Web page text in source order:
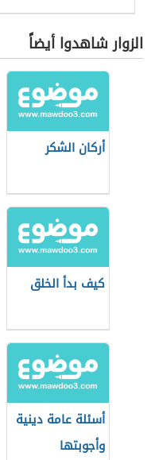
الزوار شاهدوا أيضاً
أركان الشكر
كيف بدأ الخلق
أسئلة عامة دينية
وأجوبتها